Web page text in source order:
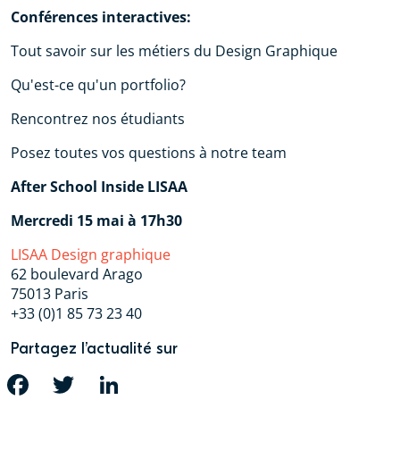
Conférences interactives:
Tout savoir sur les métiers du Design Graphique
Qu'est-ce qu'un portfolio?
Rencontrez nos étudiants
Posez toutes vos questions à notre team
After School Inside LISAA
Mercredi 15 mai à 17h30
LISAA Design graphique
62 boulevard Arago
75013 Paris
+33 (0)1 85 73 23 40
Partagez l’actualité sur
FACEBOOK TWITTER